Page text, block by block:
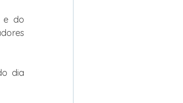
e do
dia